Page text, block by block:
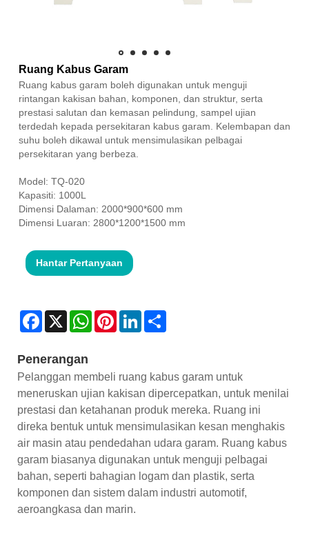
Ruang Kabus Garam
Ruang kabus garam boleh digunakan untuk menguji
rintangan kakisan bahan, komponen, dan struktur, serta
prestasi salutan dan kemasan pelindung, sampel ujian
terdedah kepada persekitaran kabus garam. Kelembapan dan
suhu boleh dikawal untuk mensimulasikan pelbagai
persekitaran yang berbeza.
Model: TQ-020
Kapasiti: 1000L
Dimensi Dalaman: 2000*900*600 mm
Dimensi Luaran: 2800*1200*1500 mm
Hantar Pertanyaan
Facebook
X WhatsAppPinterestLinkedIn
Penerangan
Pelanggan membeli ruang kabus garam untuk
meneruskan ujian kakisan dipercepatkan, untuk menilai
prestasi dan ketahanan produk mereka. Ruang ini
direka bentuk untuk mensimulasikan kesan menghakis
air masin atau pendedahan udara garam. Ruang kabus
garam biasanya digunakan untuk menguji pelbagai
bahan, seperti bahagian logam dan plastik, serta
komponen dan sistem dalam industri automotif,
aeroangkasa dan marin.